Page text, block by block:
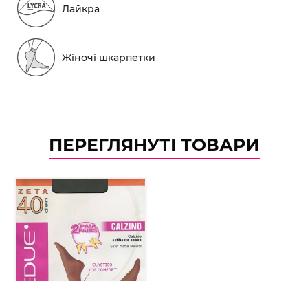
Лайкра
Жіночі шкарпетки
ПЕРЕГЛЯНУТІ ТОВАРИ